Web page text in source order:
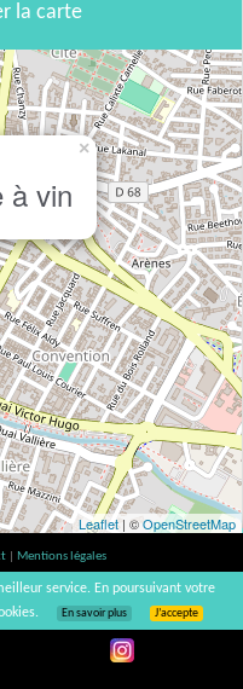
la carte
à vin
×
Leaflet | ©OpenStreetMap
Mentions légales
à consommer avec modération. |
service. En poursuivant votre
En savoir plus J’accepte